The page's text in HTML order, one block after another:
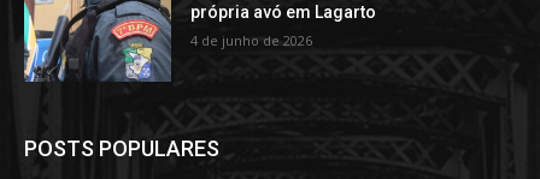
própria avó em Lagarto
4 de junho de 2026
POSTS POPULARES